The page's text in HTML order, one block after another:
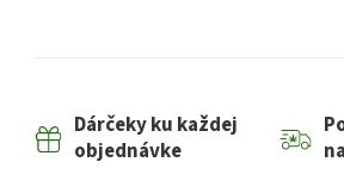
Dárčeky ku každej
objednávke